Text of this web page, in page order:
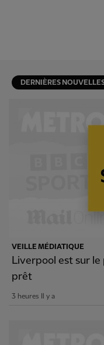
DERNIÈRES
VEILLE MÉDIATIQUE
Liverpool est sur
prêt
3 heures Il y a